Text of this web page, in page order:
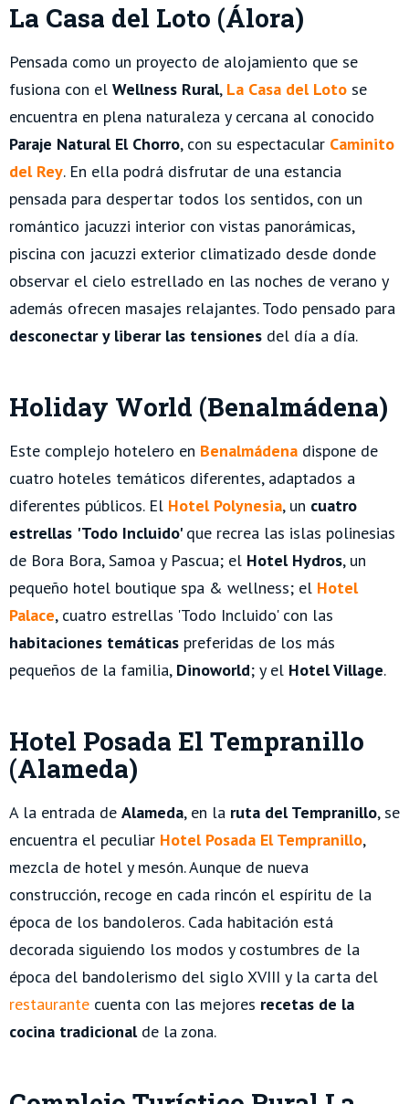
La Casa del Loto (Álora)
Pensada como un proyecto de alojamiento que se
fusiona con el Wellness Rural, La Casa del Loto se
encuentra en plena naturaleza y cercana al conocido
Paraje Natural El Chorro, con su espectacular Caminito
del Rey. En ella podrá disfrutar de una estancia
pensada para despertar todos los sentidos, con un
romántico jacuzzi interior con vistas panorámicas,
piscina con jacuzzi exterior climatizado desde donde
observar el cielo estrellado en las noches de verano y
además ofrecen masajes relajantes. Todo pensado para
desconectar y liberar las tensiones del día a día.
Holiday World (Benalmádena)
Este complejo hotelero en Benalmádena dispone de
cuatro hoteles temáticos diferentes, adaptados a
diferentes públicos. El Hotel Polynesia, un cuatro
estrellas 'Todo Incluido' que recrea las islas polinesias
de Bora Bora, Samoa y Pascua; el Hotel Hydros, un
pequeño hotel boutique spa & wellness; el Hotel
Palace, cuatro estrellas 'Todo Incluido' con las
habitaciones temáticas preferidas de los más
pequeños de la familia, Dinoworld; y el Hotel Village.
Hotel Posada El Tempranillo
(Alameda)
A la entrada de Alameda, en la ruta del Tempranillo, se
encuentra el peculiar Hotel Posada El Tempranillo,
mezcla de hotel y mesón. Aunque de nueva
construcción, recoge en cada rincón el espíritu de la
época de los bandoleros. Cada habitación está
decorada siguiendo los modos y costumbres de la
época del bandolerismo del siglo XVIII y la carta del
restaurante cuenta con las mejores recetas de la
cocina tradicional de la zona.